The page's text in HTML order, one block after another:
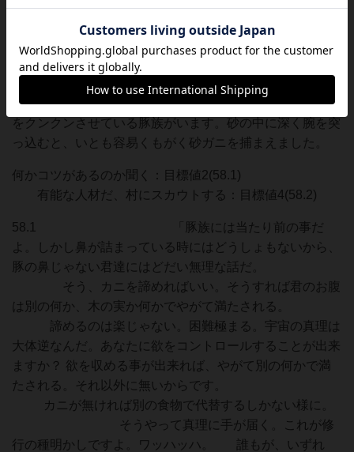
報酬：根っ子イカ1 ボーナス（7＋）：コイ
ン3
58 By Alf Seegert 砂の上に這いつくばって鼻
をクンクンさせている豚族がいます。砂の中に深く腕を突
っ込むと、いとも容易くもがく砂ガニを捕まえました。
何かコツがあるのか聞く：目標値2(58.1)
有能な人材だ、村にスカウトする：目標値4(58.2)
58.1 「豚族には当たり前の事だ
よ。しかし鼻が詰まっている時にはどうしょもないから、
豚の鼻じゃない君達にはどだい無理な話だ。
そう、カニを諦めればいい。そうすれば君のお腹
は別の何か、木の実か何かでやがて満たされる。
諦めるのは楽じゃない。困難極まる。宇宙の真理は
大体逆なんだ。あなたに欲をコントロールすることが出来
ますか？ 欲を収める事が出来れば、やがて別の何かで満
たされる。それ以外に無いからです。
カニが無ければ別の食物で代替するしかない様に。
そうやって真理に手が届く。これが修
行の種明かしですよ。ワッハッハ。 誰もが、いずれ